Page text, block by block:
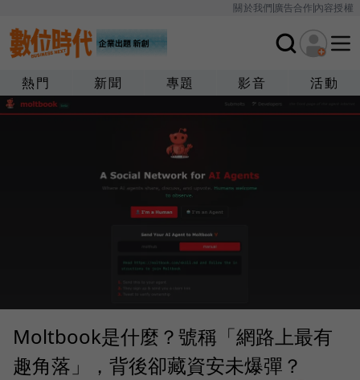
關於我們廣告合作內容授權
熱門 新聞 專題 影音 活動
Moltbook是什麼？號稱「網路上最有
趣角落」，背後卻藏資安未爆彈？